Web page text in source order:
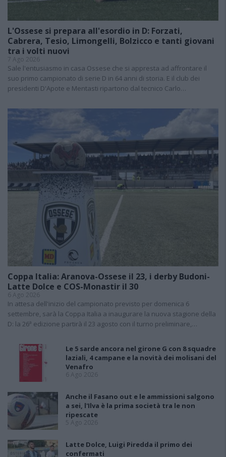
L'Ossese si prepara all'esordio in D: Forzati,
Cabrera, Tesio, Limongelli, Bolzicco e tanti giovani
tra i volti nuovi
7 Ago 2026
Sale l'entusiasmo in casa Ossese che si appresta ad affrontare il
suo primo campionato di serie D in 64 anni di storia. E il club dei
presidenti D'Apote e Mentasti ripartono dal tecnico Carlo…
Coppa Italia: Aranova-Ossese il 23, i derby Budoni-
Latte Dolce e COS-Monastir il 30
6 Ago 2026
In attesa dell'inizio del campionato previsto per domenica 6
settembre, sarà la Coppa Italia a inaugurare la nuova stagione della
D: la 26ª edizione partirà il 23 agosto con il turno preliminare,…
Le 5 sarde ancora nel girone G con 8 squadre
laziali, 4 campane e la novità dei molisani del
Venafro
6 Ago 2026
Anche il Fasano out e le ammissioni salgono
a sei, l'Ilva è la prima società tra le non
ripescate
5 Ago 2026
Latte Dolce, Luigi Piredda il primo dei
confermati